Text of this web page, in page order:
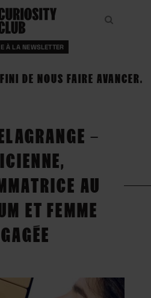
À LA NEWSLETTER
DE NOUS FAIRE AVANCER.
–
AU
ET FEMME